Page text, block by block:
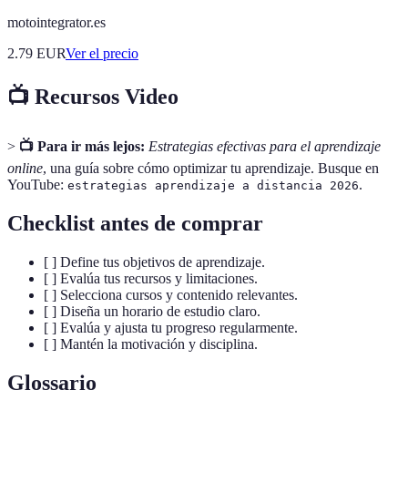
motointegrator.es
2.79 EURVer el precio
📺 Recursos Video
> 📺 Para ir más lejos: Estrategias efectivas para el aprendizaje
online, una guía sobre cómo optimizar tu aprendizaje. Busque en
YouTube: estrategias aprendizaje a distancia 2026.
Checklist antes de comprar
[ ] Define tus objetivos de aprendizaje.
[ ] Evalúa tus recursos y limitaciones.
[ ] Selecciona cursos y contenido relevantes.
[ ] Diseña un horario de estudio claro.
[ ] Evalúa y ajusta tu progreso regularmente.
[ ] Mantén la motivación y disciplina.
Glossario